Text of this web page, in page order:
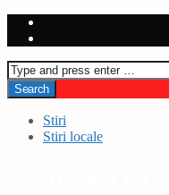
Stiri
Stiri locale